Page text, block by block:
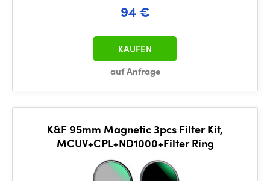
94 €
auf Anfrage
KAUFEN
K&F 95mm Magnetic 3pcs Filter Kit,
MCUV+CPL+ND1000+Filter Ring